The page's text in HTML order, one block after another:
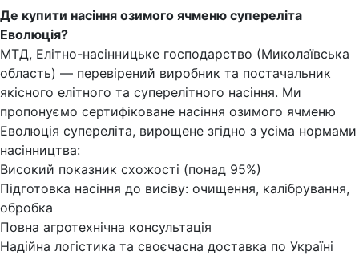
Де купити насіння озимого ячменю супереліта
Еволюція?
МТД, Елітно-насінницьке господарство (Миколаївська
область) — перевірений виробник та постачальник
якісного елітного та суперелітного насіння. Ми
пропонуємо сертифіковане насіння озимого ячменю
Еволюція супереліта, вирощене згідно з усіма нормами
насінництва:
Високий показник схожості (понад 95%)
Підготовка насіння до висіву: очищення, калібрування,
обробка
Повна агротехнічна консультація
Надійна логістика та своєчасна доставка по Україні